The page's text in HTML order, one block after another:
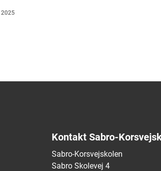
2025
Kontakt Sabro-
Sabro-Korsvejskolen
Sabro Skolevej 4